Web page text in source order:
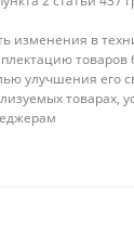
изменения в
товаров
улучшения его
товарах,